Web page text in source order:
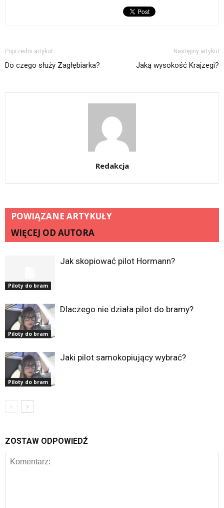
Poprzedni artykuł
Do czego służy Zagłębiarka?
Następny artykuł
Jaką wysokość Krajzegi?
Redakcja
POWIĄZANE ARTYKUŁY
WIĘCEJ OD AUTORA
Piloty do bram
Jak skopiować pilot Hormann?
Piloty do bram
Dlaczego nie działa pilot do bramy?
Piloty do bram
Jaki pilot samokopiujący wybrać?
ZOSTAW ODPOWIEDŹ